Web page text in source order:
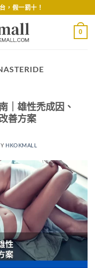
，假一罰十！
0
｜雄性禿成因、
善方案
HKOKMALL